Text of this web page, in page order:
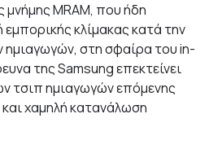
MRAM, που ήδη
κλίμακας κατά την
στη σφαίρα του in-
της Samsung επεκτείνει
τσιπ ημιαγωγών επόμενης
και χαμηλή κατανάλωση